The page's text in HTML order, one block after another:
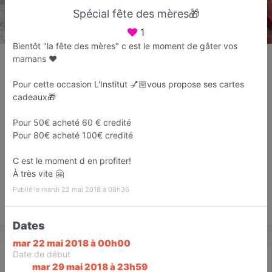
L'Institut by Vanessa B.
Fréjus
Favori Contacter
Ouvre demain dès 09:00
Save
Actualité Catalogue
Spécial fête des mères🎁
1
Bientôt "la fête des mères" c est le moment de gâter vos
mamans ❤️
Pour cette occasion L'Institut 💅🏼vous propose ses cartes
cadeaux🎁
Pour 50€ acheté 60 € credité
Pour 80€ acheté 100€ credité
C est le moment d en profiter!
À très vite 🤗
Publié le mardi 22 mai 2018 à 08h36
Dates
mar 22 mai 2018 à 00h00
Date de début
mar 29 mai 2018 à 23h59